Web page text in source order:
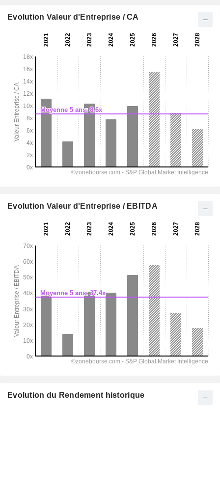
Evolution Valeur d'Entreprise / CA
Evolution Valeur d'Entreprise / EBITDA
Evolution du Rendement historique